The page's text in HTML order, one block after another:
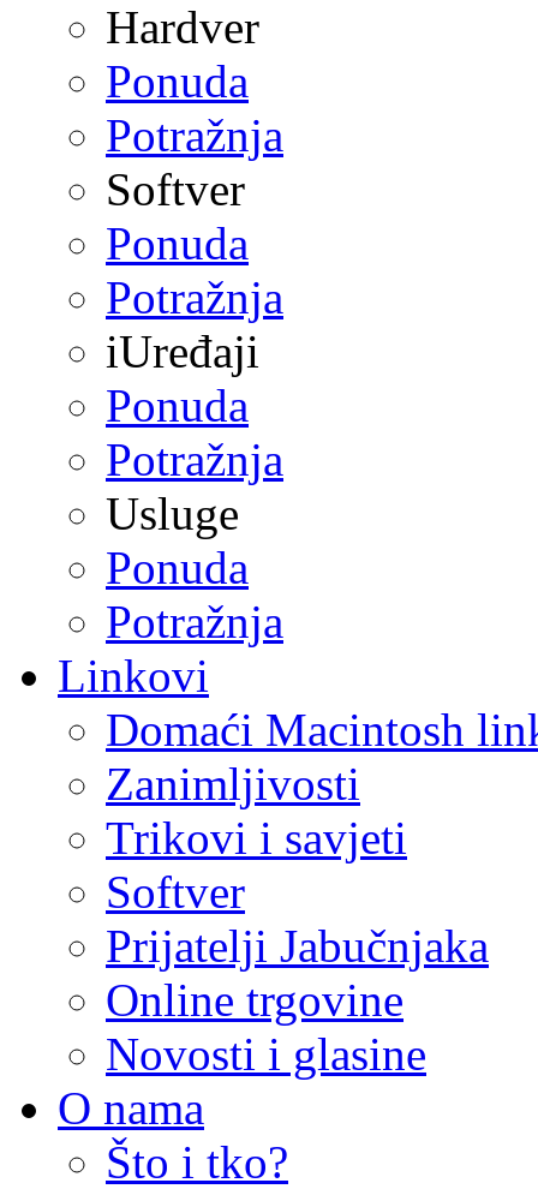
Hardver
Ponuda
Potražnja
Softver
Ponuda
Potražnja
iUređaji
Ponuda
Potražnja
Usluge
Ponuda
Potražnja
Linkovi
Domaći Macintosh
Zanimljivosti
Trikovi i savjeti
Softver
Prijatelji Jabučnjaka
Online trgovine
Novosti i glasine
O nama
Što i tko?